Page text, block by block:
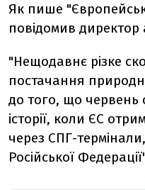
Як пише
повідомив директор
"Нещодавнє різке
постачання
до того, що червень
історії, коли ЄС
через СПГ-
Російської